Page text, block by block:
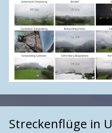
Streckenflüge in